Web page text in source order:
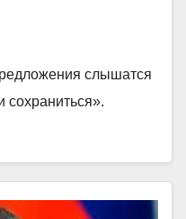
слышатся
сохраниться».